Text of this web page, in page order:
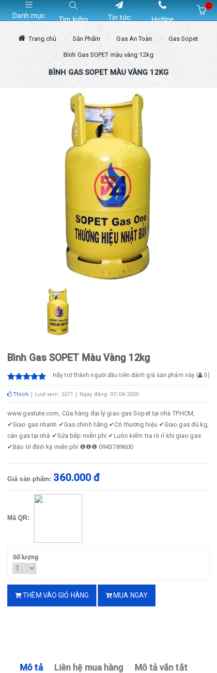
Danh mục Tìm kiếm Tin tức Hotline
0
Trang chủ Sản Phẩm Gas An Toàn Gas Sopet
Bình Gas SOPET màu vàng 12kg
BÌNH GAS SOPET MÀU VÀNG 12KG
Bình Gas SOPET Màu Vàng 12kg
Hãy trở thành người đầu tiên đánh giá sản phẩm này ( 0)
Thích Lượt xem: 5271 Ngày đăng: 07/04/2020
www.gastute.com, Cửa hàng đại lý giao gas Sopet tại nhà TP.HCM,
✔Giao gas nhanh ✔Gas chính hãng ✔Có thương hiệu ✔Giao gas đủ kg,
cân gas tại nhà ✔Sửa bếp miễn phí ✔Luôn kiểm tra rò rỉ khi giao gas
✔Bảo trì định kỳ miễn phí ❶❶❶ 0943789600
Giá sản phẩm: 360.000 đ
Mã QR:
Số lượng
THÊM VÀO GIỎ HÀNG MUA NGAY
Mô tả Liên hệ mua hàng Mô tả vắn tắt